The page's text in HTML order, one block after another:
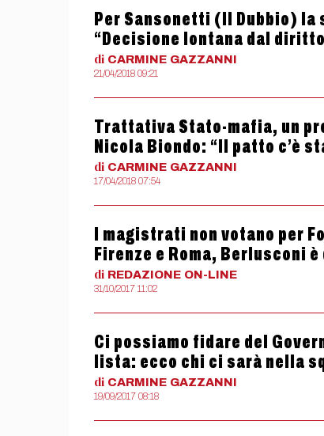
Per Sansonetti (Il Dubbio)
“Decisione lontana dal
di CARMINE GAZZANNI
21/04/2018 09:21
Trattativa Stato-mafia, un
Nicola Biondo: “Il patto c’è
di CARMINE GAZZANNI
17/04/2018 07:54
I magistrati non votano per
Firenze e Roma, Berlusconi
di REDAZIONE ON-LINE
31/10/2017 11:02
Ci possiamo fidare del
lista: ecco chi ci sarà nella
di CARMINE GAZZANNI
19/09/2017 08:18